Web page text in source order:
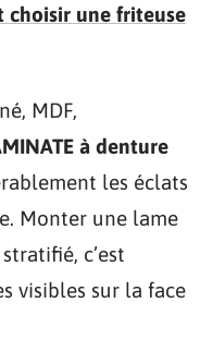
choisir une friteuse
MDF,
à denture
les éclats
Monter une lame
c’est
visibles sur la face